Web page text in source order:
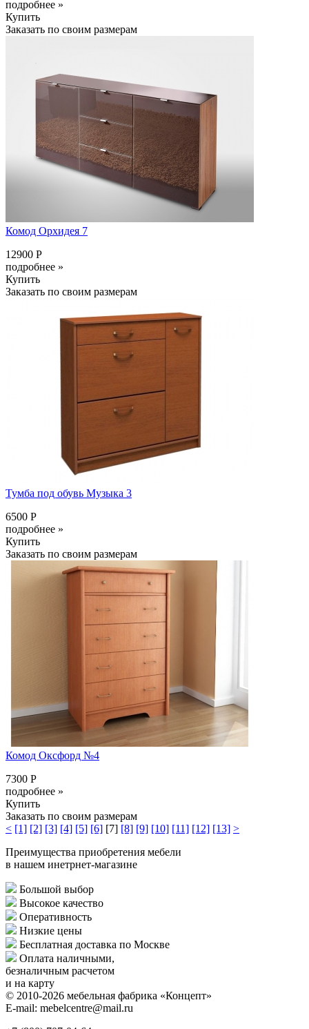
подробнее »
Купить
Заказать по своим размерам
Комод Орхидея 7
12900 Р
подробнее »
Купить
Заказать по своим размерам
Тумба под обувь Музыка 3
6500 Р
подробнее »
Купить
Заказать по своим размерам
Комод Оксфорд №4
7300 Р
подробнее »
Купить
Заказать по своим размерам
< [1] [2] [3] [4] [5] [6] [7] [8] [9] [10] [11] [12] [13] >
Преимущества приобретения мебели
в нашем инетрнет-магазине
Большой выбор
Высокое качество
Оперативность
Низкие цены
Бесплатная доставка по Москве
Оплата наличными,
безналичным расчетом
и на карту
© 2010-2026 мебельная фабрика «Концепт»
E-mail: mebelcentre@mail.ru